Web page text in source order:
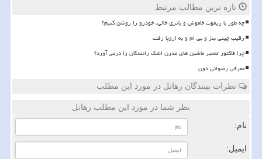
تازه ترین مطالب مرتبط
چه طور با ریموت خاموش و باتری خالی، خودرو را روشن کنیم؟
رقیب چینی بنز و بی ام و به اروپا رفت
چرا فاکتور تعمیر ماشین های مدرن اشک رانندگان را درمی آورد؟
معرفی رضوانی دون
نظرات بینندگان رهاتل در مورد این مطلب
نظر شما در مورد این مطلب رهاتل
نام:
ایمیل: